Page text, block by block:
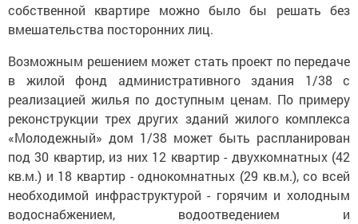
собственной квартире можно было бы решать без
вмешательства посторонних лиц.
Возможным решением может стать проект по передаче
в жилой фонд административного здания 1/38 с
реализацией жилья по доступным ценам. По примеру
реконструкции трех других зданий жилого комплекса
«Молодежный» дом 1/38 может быть распланирован
под 30 квартир, из них 12 квартир - двухкомнатных (42
кв.м.) и 18 квартир - однокомнатных (29 кв.м.), со всей
необходимой инфраструктурой - горячим и холодным
водоснабжением, водоотведением и